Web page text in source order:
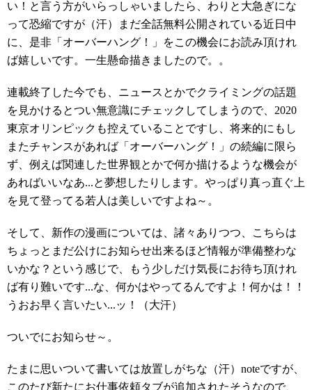
い！と言う方がいらっしゃいましたら、わりと大急ぎにな
って恐縮ですが（汗）まだ全話無料公開されている近日中
に、是非「オーバーハング！」をこの機会にお読み頂けれ
ば嬉しいです。一生懸命描きましたので。。
連載終了した今でも、ニュースとかでクライミングの話題
を見かけるとつい無意識にチェックしてしまうので、2020
東京オリンピックも控えていることですし、将来的にもし
またチャンスがあれば「オーバーハング！」の続編に限ら
ず、例えば関連した世界観とかで何か描けるような機会が
あればいいなあ...と夢想したりします。やっぱり真っ直ぐ上
を見て登ってる若人は美しいですよね～。
そして、新作の漫画については、諸々ありつつ、こちらは
ちょっとまだ公けにお知らせ出来るほど情報が準備整わな
いかな？という感じで、もう少しだけ気長にお待ち頂けれ
ば有り難いです...な、何かはやってるんですよ！何かは！！
うおお早く言いたい...ッ！（大汗）
ついでにお知らせ～。
たまに思いついて書いては放置しがちな（汗）noteですが、
このたび新たにお仕事依頼タブが追加されたそうなので、